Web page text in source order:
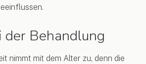
der Behandlung
nimmt mit dem Alter zu, denn die